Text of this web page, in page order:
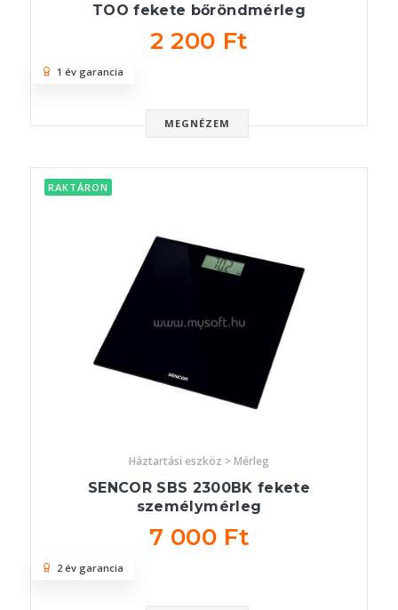
TOO fekete bőröndmérleg
2 200 Ft
MEGNÉZEM
1 év garancia
RAKTÁRON
Háztartási eszköz > Mérleg
SENCOR SBS 2300BK fekete
személymérleg
7 000 Ft
2 év garancia